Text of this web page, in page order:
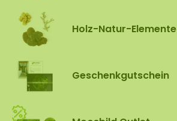
Holz-Natur-Elemente
Geschenkgutschein